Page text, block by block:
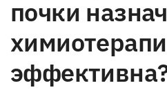
почки